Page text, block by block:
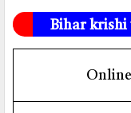
Bihar krishi